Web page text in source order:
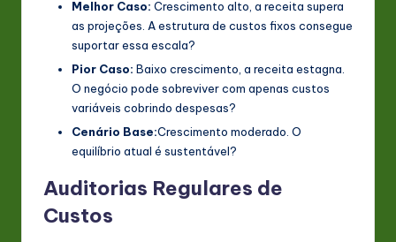
Melhor Caso: Crescimento alto, a receita supera
as projeções. A estrutura de custos fixos consegue
suportar essa escala?
Pior Caso: Baixo crescimento, a receita estagna.
O negócio pode sobreviver com apenas custos
variáveis cobrindo despesas?
Cenário Base:Crescimento moderado. O
equilíbrio atual é sustentável?
Auditorias Regulares de
Custos